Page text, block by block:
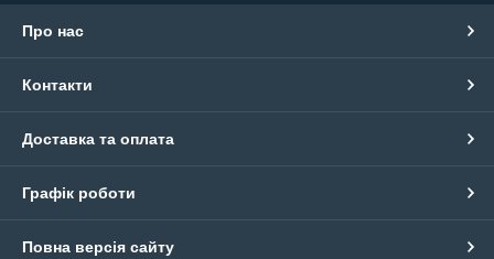
Про нас
Контакти
Доставка та оплата
Графік роботи
Повна версія сайту